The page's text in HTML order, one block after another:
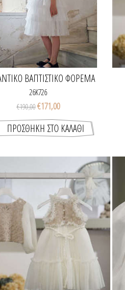
ΒΑΠΤΙΣΤΙΚΌ ΦΌΡΕΜΑ
ΚΟΡΙΤΣΙΟΎ
26K726
€190,00€171,00